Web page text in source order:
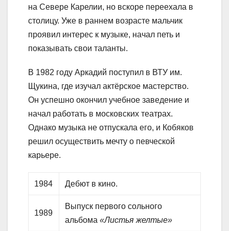
на Севере Карелии, но вскоре переехала в
столицу. Уже в раннем возрасте мальчик
проявил интерес к музыке, начал петь и
показывать свои таланты.
В 1982 году Аркадий поступил в ВТУ им.
Щукина, где изучал актёрское мастерство.
Он успешно окончил учебное заведение и
начал работать в московских театрах.
Однако музыка не отпускала его, и Кобяков
решил осуществить мечту о певческой
карьере.
1984 Дебют в кино.
1989
Выпуск первого сольного
альбома«Листья желтые»